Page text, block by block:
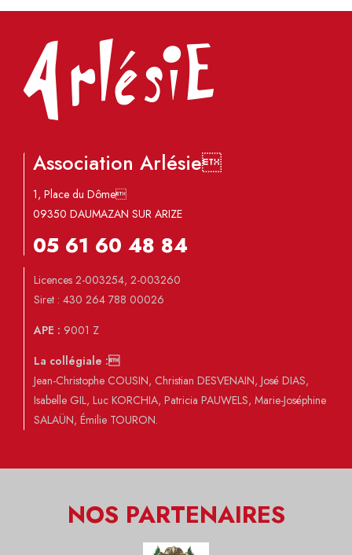
Association Arlésie
1, Place du Dôme
09350 DAUMAZAN SUR ARIZE
05 61 60 48 84
Licences 2-003254, 2-003260
Siret : 430 264 788 00026
APE : 9001 Z
La collégiale :
Jean-Christophe COUSIN, Christian DESVENAIN, José DIAS,
Isabelle GIL, Luc KORCHIA, Patricia PAUWELS, Marie-Joséphine
SALAÜN, Émilie TOURON.
NOS PARTENAIRES